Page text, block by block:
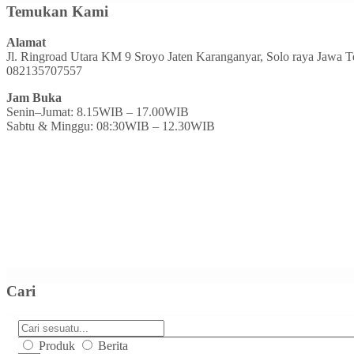
Temukan Kami
Alamat
Jl. Ringroad Utara KM 9 Sroyo Jaten Karanganyar, Solo raya Jawa
082135707557
Jam Buka
Senin–Jumat: 8.15WIB – 17.00WIB
Sabtu & Minggu: 08:30WIB – 12.30WIB
Cari
Produk Berita